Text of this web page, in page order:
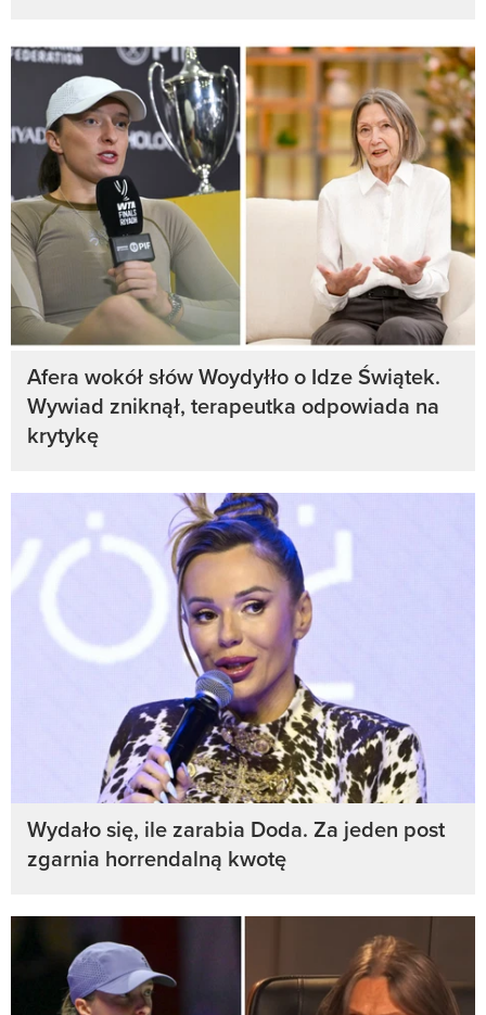
Afera wokół słów Woydyłło o Idze Świątek.
Wywiad zniknął, terapeutka odpowiada na
krytykę
Wydało się, ile zarabia Doda. Za jeden post
zgarnia horrendalną kwotę